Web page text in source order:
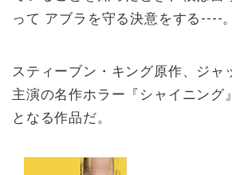
って アブラを守る決意をする----。
スティーブン・キング原作、ジャ
主演の名作ホラー『シャイニング
となる作品だ。